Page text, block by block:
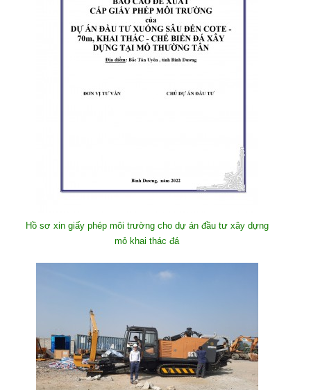
Hồ sơ xin giấy phép môi trường cho dự án đầu tư xây dựng
mỏ khai thác đá